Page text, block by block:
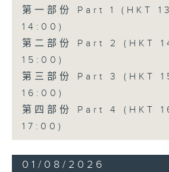
第一部份 Part 1 (HKT
14:00)
第二部份 Part 2 (HKT
15:00)
第三部份 Part 3 (HKT
16:00)
第四部份 Part 4 (HKT
17:00)
01/08/2026